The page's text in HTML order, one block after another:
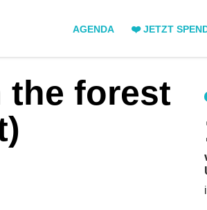
AGENDA ❤️ JETZT
the forest